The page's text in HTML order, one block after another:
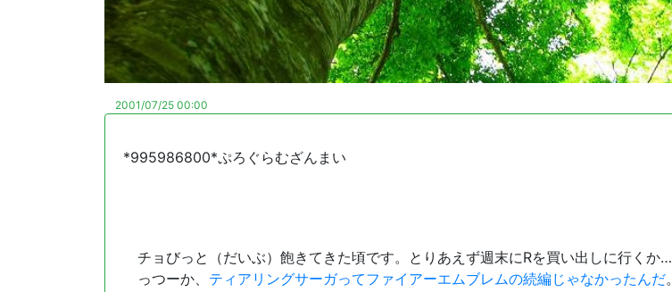
2001/07/25 00:00
*995986800*ぷろぐらむざんまい
チョびっと（だいぶ）飽きてきた頃です。とりあえず週末にRを買い出しに行くか…
っつーか、 ティアリングサーガってファイアーエムブレムの続編じゃなかったんだ。